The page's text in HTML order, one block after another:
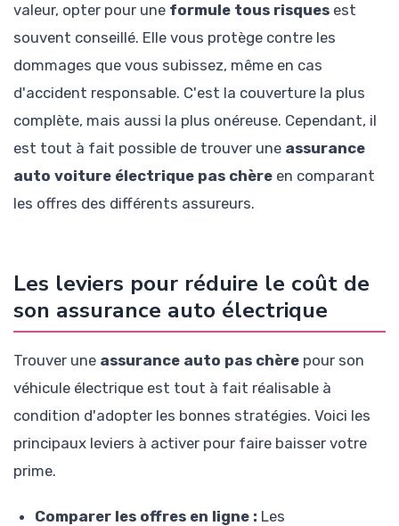
valeur, opter pour une formule tous risques est
souvent conseillé. Elle vous protège contre les
dommages que vous subissez, même en cas
d'accident responsable. C'est la couverture la plus
complète, mais aussi la plus onéreuse. Cependant, il
est tout à fait possible de trouver une assurance
auto voiture électrique pas chère en comparant
les offres des différents assureurs.
Les leviers pour réduire le coût de
son assurance auto électrique
Trouver une assurance auto pas chère pour son
véhicule électrique est tout à fait réalisable à
condition d'adopter les bonnes stratégies. Voici les
principaux leviers à activer pour faire baisser votre
prime.
Comparer les offres en ligne : Les